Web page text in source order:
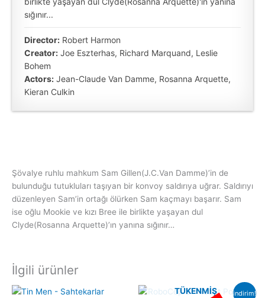
sığınır...
Director: Robert Harmon
Creator: Joe Eszterhas, Richard Marquand, Leslie
Bohem
Actors: Jean-Claude Van Damme, Rosanna Arquette,
Kieran Culkin
Şövalye ruhlu mahkum Sam Gillen(J.C.Van Damme)’in de
bulunduğu tutukluları taşıyan bir konvoy saldırıya uğrar. Saldırıyı
düzenleyen Sam’in ortağı ölürken Sam kaçmayı başarır. Sam
ise oğlu Mookie ve kızı Bree ile birlikte yaşayan dul
Clyde(Rosanna Arquette)’ın yanına sığınır…
İlgili ürünler
indirim!
TÜKENMIŞ